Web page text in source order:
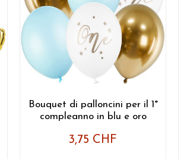
Bouquet di palloncini per il 1°
compleanno in blu e oro
3,75 CHF